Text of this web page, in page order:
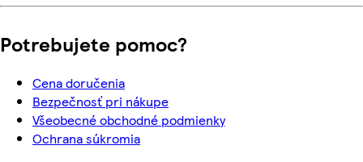
Potrebujete pomoc?
Cena doručenia
Bezpečnosť pri nákupe
Všeobecné obchodné podmienky
Ochrana súkromia